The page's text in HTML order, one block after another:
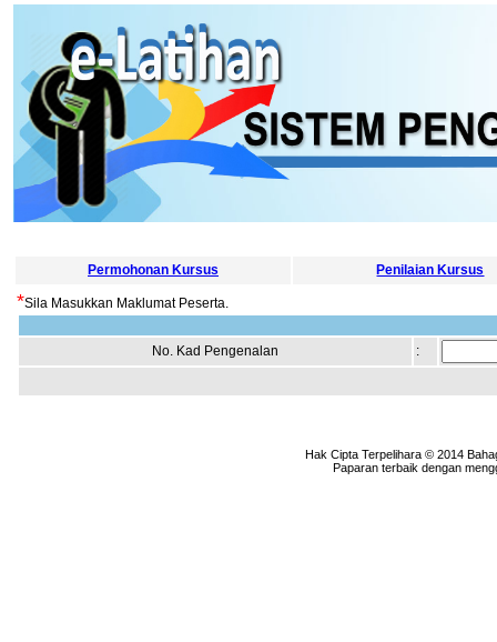
Permohonan Kursus Penilaian Kursus
*Sila Masukkan Maklumat Peserta.
No. Kad Pengenalan :
Hak Cipta Terpelihara © 2014
Paparan terbaik dengan